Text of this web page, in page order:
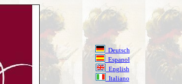
Deutsch
Espanol
English
Italiano